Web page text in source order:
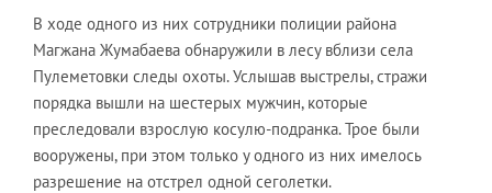
В ходе одного из них сотрудники полиции района
Магжана Жумабаева обнаружили в лесу вблизи села
Пулеметовки следы охоты. Услышав выстрелы, стражи
порядка вышли на шестерых мужчин, которые
преследовали взрослую косулю-подранка. Трое были
вооружены, при этом только у одного из них имелось
разрешение на отстрел одной сеголетки.